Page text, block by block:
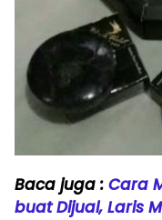
Baca juga : Cara
buat Dijual, Laris